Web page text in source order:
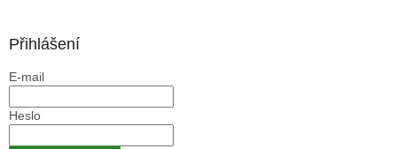
Přihlášení
E-mail
Heslo